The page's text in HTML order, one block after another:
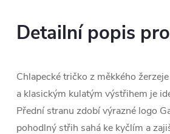
Detailní popis
Chlapecké tričko z měkkého
a klasickým kulatým výstřihem je
Přední stranu zdobí výrazné logo
pohodlný střih sahá ke kyčlím a